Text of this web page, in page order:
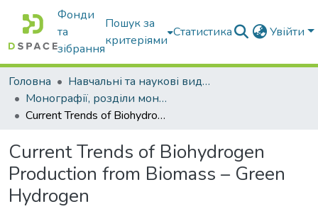
Фонди
та
зібрання
Пошук за
критеріями
Статистика Увійти
Головна
Навчальні та наукові видання
Монографії, розділи монографій, доповіді
Current Trends of Biohydrogen Production from Biomass – Green Hydrogen
Current Trends of Biohydrogen
Production from Biomass – Green
Hydrogen